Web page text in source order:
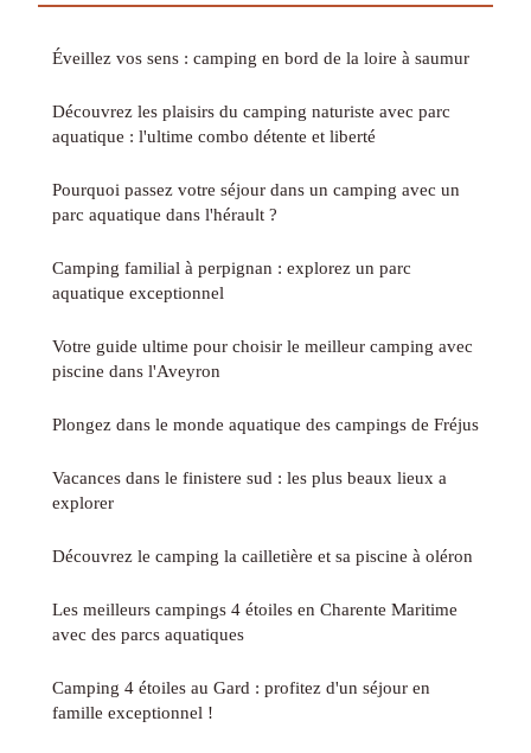
Éveillez vos sens : camping en bord de la loire à saumur
Découvrez les plaisirs du camping naturiste avec parc
aquatique : l'ultime combo détente et liberté
Pourquoi passez votre séjour dans un camping avec un
parc aquatique dans l'hérault ?
Camping familial à perpignan : explorez un parc
aquatique exceptionnel
Votre guide ultime pour choisir le meilleur camping avec
piscine dans l'Aveyron
Plongez dans le monde aquatique des campings de Fréjus
Vacances dans le finistere sud : les plus beaux lieux a
explorer
Découvrez le camping la cailletière et sa piscine à oléron
Les meilleurs campings 4 étoiles en Charente Maritime
avec des parcs aquatiques
Camping 4 étoiles au Gard : profitez d'un séjour en
famille exceptionnel !